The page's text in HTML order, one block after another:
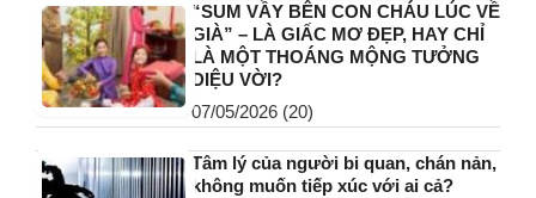
“SUM VẦY BÊN CON CHÁU LÚC VỀ
GIÀ” – LÀ GIẤC MƠ ĐẸP, HAY CHỈ
LÀ MỘT THOÁNG MỘNG TƯỞNG
DIỆU VỜI?
07/05/2026 (20)
Tâm lý của người bi quan, chán nản,
không muốn tiếp xúc với ai cả?